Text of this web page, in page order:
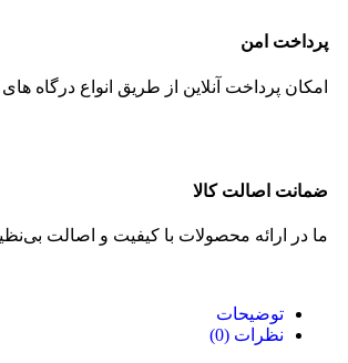
پرداخت امن
امکان پرداخت آنلاین از طریق انواع درگاه
ضمانت اصالت کالا
ما در ارائه محصولات با کیفیت و اصالت
توضیحات
نظرات (0)